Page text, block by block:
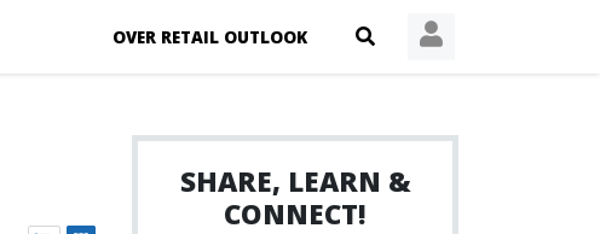
OVER RETAIL OUTLOOK
SHARE, LEARN &
CONNECT!